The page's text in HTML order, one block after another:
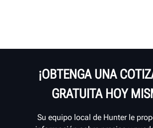
¡OBTENGA UNA
GRATUITA HOY
Su equipo local de Hunter le